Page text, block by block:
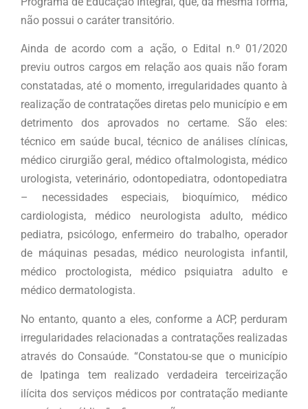
não possui o caráter transitório.
Ainda de acordo com a ação, o Edital n.º 01/2020
previu outros cargos em relação aos quais não foram
constatadas, até o momento, irregularidades quanto à
realização de contratações diretas pelo município e em
detrimento dos aprovados no certame. São eles:
técnico em saúde bucal, técnico de análises clínicas,
médico cirurgião geral, médico oftalmologista, médico
urologista, veterinário, odontopediatra, odontopediatra
– necessidades especiais, bioquímico, médico
cardiologista, médico neurologista adulto, médico
pediatra, psicólogo, enfermeiro do trabalho, operador
de máquinas pesadas, médico neurologista infantil,
médico proctologista, médico psiquiatra adulto e
médico dermatologista.
No entanto, quanto a eles, conforme a ACP, perduram
irregularidades relacionadas a contratações realizadas
através do Consaúde. “Constatou-se que o município
de Ipatinga tem realizado verdadeira terceirização
ilícita dos serviços médicos por contratação mediante